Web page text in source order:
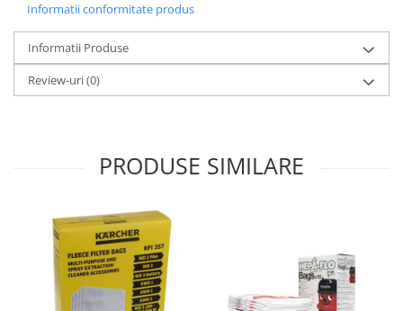
Console, Jocuri & Accesorii
Ingrijire personala & Cosmetice
Accesorii aparate de ras electrice
Articole Sanatate si Wellness
Consumabile sanitare
Cosmetice si produse ingrijire
personala
Igiena dentara
Informatii conformitate produs
Informatii Produse
Review-uri(0)
PRODUSE SIMILARE